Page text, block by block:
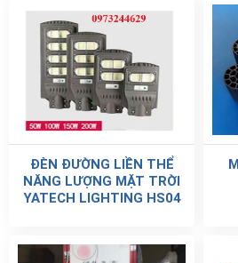
ĐÈN ĐƯỜNG LIỀN THỂ
NĂNG LƯỢNG MẶT TRỜI
YATECH LIGHTING HS04